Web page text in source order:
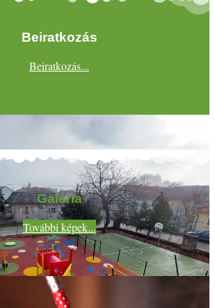
Beiratkozás
Beiratkozás...
Galéria
További képek...